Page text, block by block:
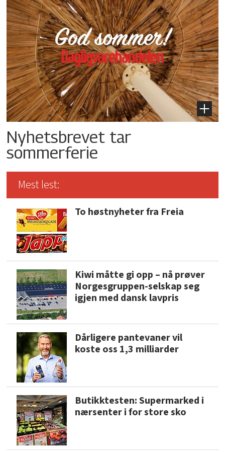
Nyhetsbrevet tar
sommerferie
Mest lest:
To høstnyheter fra Freia
Kiwi måtte gi opp – nå prøver
Norgesgruppen-selskap seg
igjen med dansk lavpris
Dårligere pantevaner vil
koste oss 1,3 milliarder
Butikktesten: Supermarked i
nærsenter i for store sko